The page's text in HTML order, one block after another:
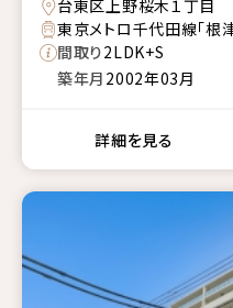
台東区上野桜木１丁目
東京メトロ千代田線「
間取り2LDK+S
築年月 2002年03月
詳細を見る